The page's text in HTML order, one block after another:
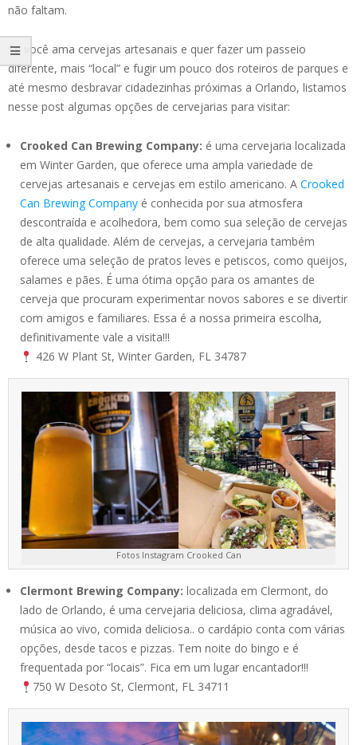
não faltam.
Se você ama cervejas artesanais e quer fazer um passeio
diferente, mais “local” e fugir um pouco dos roteiros de parques e
até mesmo desbravar cidadezinhas próximas a Orlando, listamos
nesse post algumas opções de cervejarias para visitar:
Crooked Can Brewing Company: é uma cervejaria localizada
em Winter Garden, que oferece uma ampla variedade de
cervejas artesanais e cervejas em estilo americano. A Crooked
Can Brewing Company é conhecida por sua atmosfera
descontraída e acolhedora, bem como sua seleção de cervejas
de alta qualidade. Além de cervejas, a cervejaria também
oferece uma seleção de pratos leves e petiscos, como queijos,
salames e pães. É uma ótima opção para os amantes de
cerveja que procuram experimentar novos sabores e se divertir
com amigos e familiares. Essa é a nossa primeira escolha,
definitivamente vale a visita!!!
426 W Plant St, Winter Garden, FL 34787
Fotos Instagram Crooked Can
Clermont Brewing Company: localizada em Clermont, do
lado de Orlando, é uma cervejaria deliciosa, clima agradável,
música ao vivo, comida deliciosa.. o cardápio conta com várias
opções, desde tacos e pizzas. Tem noite do bingo e é
frequentada por “locais”. Fica em um lugar encantador!!!
750 W Desoto St, Clermont, FL 34711